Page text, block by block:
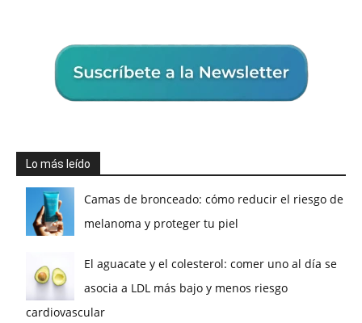
Lo más leído
Camas de bronceado: cómo reducir el riesgo de
melanoma y proteger tu piel
El aguacate y el colesterol: comer uno al día se
asocia a LDL más bajo y menos riesgo
cardiovascular